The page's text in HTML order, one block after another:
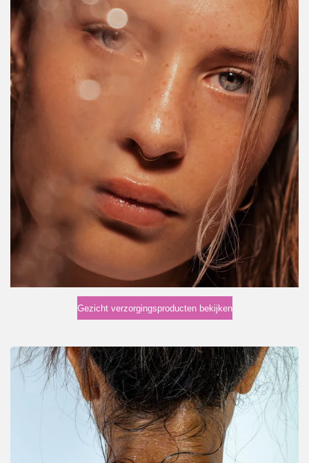
Gezicht verzorgingsproducten bekijken